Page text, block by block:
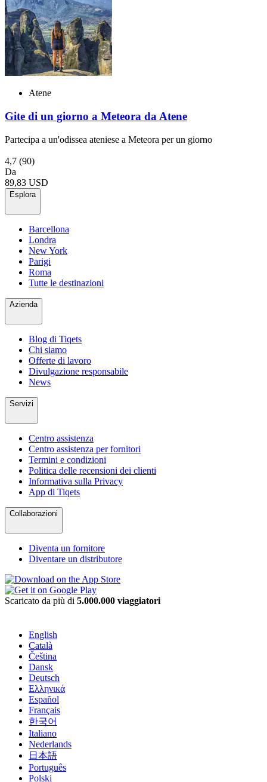
Atene
Gite di un giorno a Meteora da Atene
Partecipa a un'odissea ateniese a Meteora per un giorno
4,7 (90)
Da
89,83 USD
Esplora
Barcellona
Londra
New York
Parigi
Roma
Tutte le destinazioni
Azienda
Blog di Tiqets
Chi siamo
Offerte di lavoro
Divulgazione responsabile
News
Servizi
Centro assistenza
Centro assistenza per fornitori
Termini e condizioni
Politica delle recensioni dei clienti
Informativa sulla Privacy
App di Tiqets
Collaborazioni
Diventa un fornitore
Diventare un distributore
Scaricato da più di 5.000.000 viaggiatori
English
Català
Čeština
Dansk
Deutsch
Ελληνικά
Español
Français
한국어
Italiano
Nederlands
日本語
Português
Polski